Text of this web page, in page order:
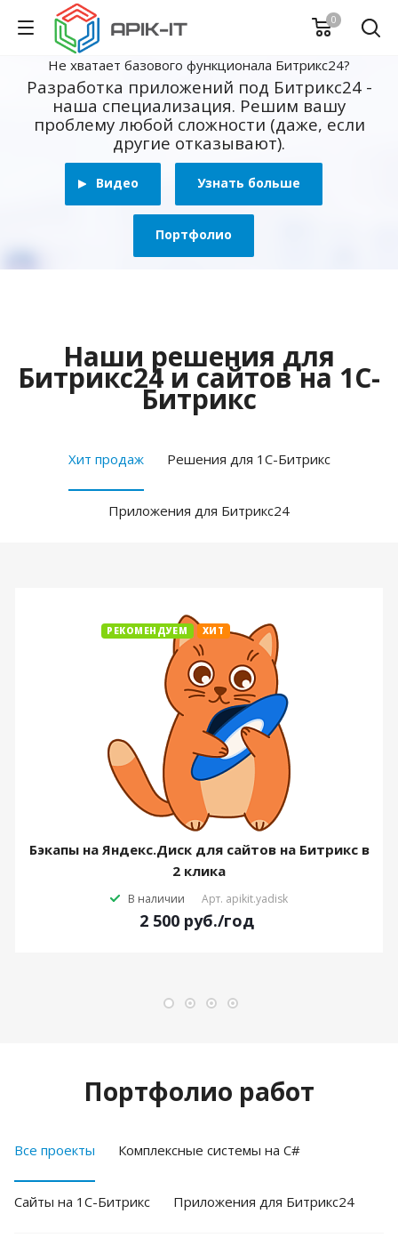
0
Не хватает базового функционала Битрикс24?
Разработка приложений под Битрикс24 -
наша специализация. Решим вашу
проблему любой сложности (даже, если
другие отказывают).
Видео Узнать больше
Портфолио
Наши решения для
Битрикс24 и сайтов на 1С-
Битрикс
Хит продаж Решения для 1С-Битрикс
Приложения для Битрикс24
РЕКОМЕНДУЕМ ХИТ
Бэкапы на Яндекс.Диск для сайтов на Битрикс в
2 клика
В наличии Арт. apikit.yadisk
2 500 руб./год
Портфолио работ
Все проекты Комплексные системы на C#
Cайты на 1С-Битрикс Приложения для Битрикс24